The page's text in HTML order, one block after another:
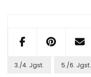
3./4. Jgst. 5./6. Jgst.